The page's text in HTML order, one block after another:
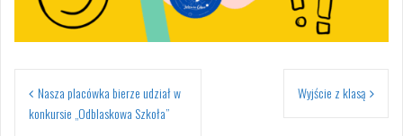
Nawigacja
wpisu
Nasza placówka bierze udział w
konkursie „Odblaskowa Szkoła”
Wyjście z klasą